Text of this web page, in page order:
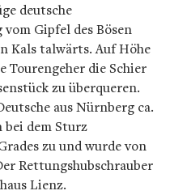
deutsche
Gipfel des Bösen
Kals talwärts. Auf Höhe
Tourengeher die Schier
zu überqueren.
aus Nürnberg ca.
bei dem Sturz
zu und wurde von
Rettungshubschrauber
Lienz.